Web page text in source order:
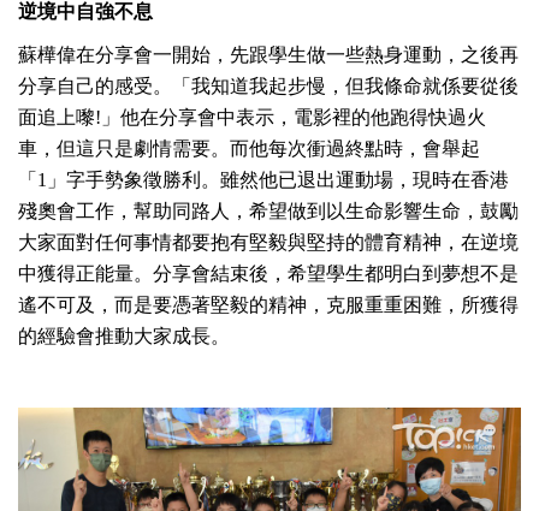
逆境中自強不息
蘇樺偉在分享會一開始，先跟學生做一些熱身運動，之後再
分享自己的感受。「我知道我起步慢，但我條命就係要從後
面追上嚟!」他在分享會中表示，電影裡的他跑得快過火
車，但這只是劇情需要。而他每次衝過終點時，會舉起
「1」字手勢象徵勝利。雖然他已退出運動場，現時在香港
殘奧會工作，幫助同路人，希望做到以生命影響生命，鼓勵
大家面對任何事情都要抱有堅毅與堅持的體育精神，在逆境
中獲得正能量。分享會結束後，希望學生都明白到夢想不是
遙不可及，而是要憑著堅毅的精神，克服重重困難，所獲得
的經驗會推動大家成長。